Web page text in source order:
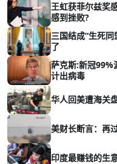
王虹获菲尔兹奖
感到挫败?
三国结成“生死
了
萨克斯:新冠99%
计出病毒
华人回美遭海关
美财长断言：再
印度最赚钱的生